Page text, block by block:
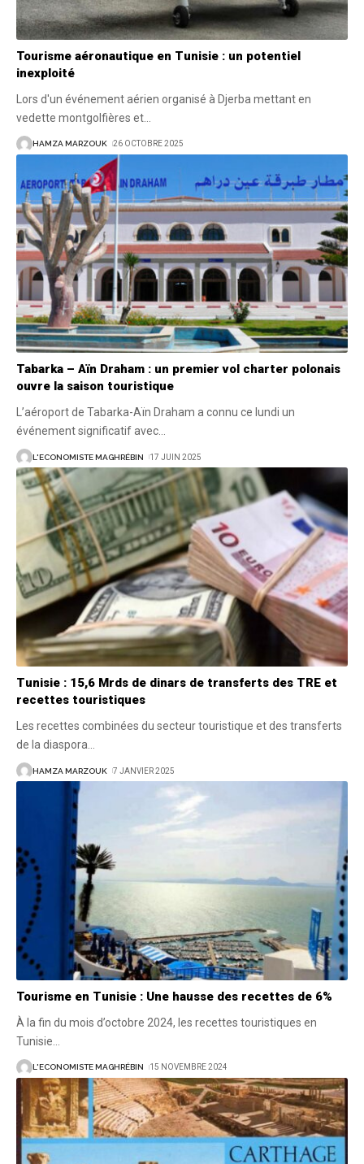
Tourisme aéronautique en Tunisie : un potentiel
inexploité
Lors d'un événement aérien organisé à Djerba mettant en
vedette montgolfières et
HAMZA MARZOUK 26 OCTOBRE 2025
Tabarka – Aïn Draham : un premier vol charter polonais
ouvre la saison touristique
L’aéroport de Tabarka-Aïn Draham a connu ce lundi un
événement significatif avec…
L'ECONOMISTE MAGHRÉBIN 17 JUIN 2025
Tunisie : 15,6 Mrds de dinars de transferts des TRE et
recettes touristiques
Les recettes combinées du secteur touristique et des transferts
de la diaspora
HAMZA MARZOUK 7 JANVIER 2025
Tourisme en Tunisie : Une hausse des recettes de 6%
À la fin du mois d’octobre 2024, les recettes touristiques en
Tunisie
L'ECONOMISTE MAGHRÉBIN 15 NOVEMBRE 2024